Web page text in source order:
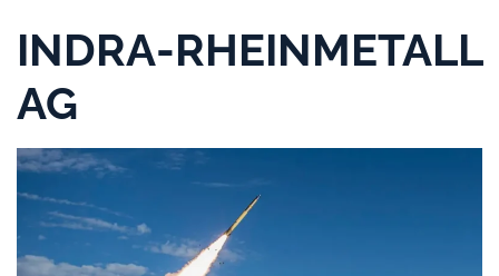
INDRA-RHEINMETALL
AG